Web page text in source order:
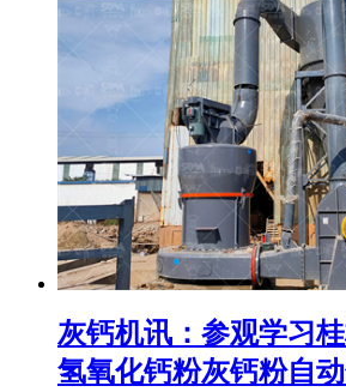
灰钙机讯：参观学习
氢氧化钙粉灰钙粉自